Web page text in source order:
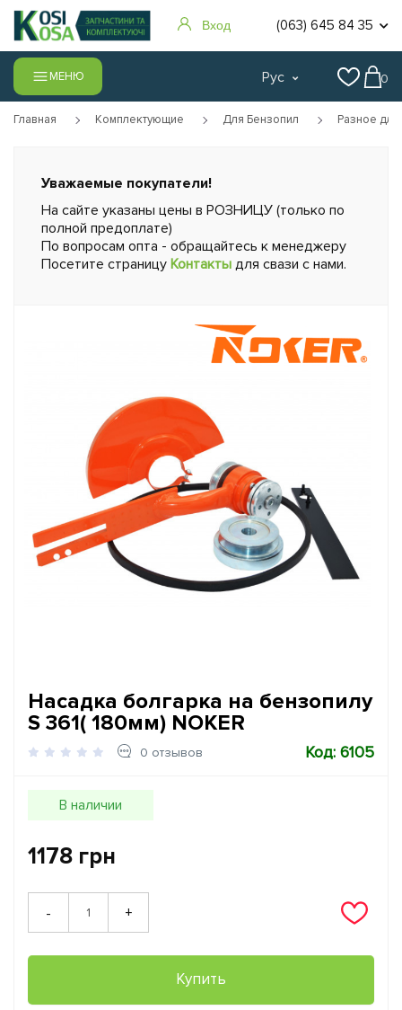
Вход (063) 645 84 35
МЕНЮ Рус 0
Главная Комплектующие Для Бензопил Разное для
Уважаемые покупатели!
На сайте указаны цены в РОЗНИЦУ (только по
полной предоплате)
По вопросам опта - обращайтесь к менеджеру
Посетите страницу Контакты для свази с нами.
Насадка болгарка на бензопилу
S 361( 180мм) NOKER
0 отзывов Код: 6105
В наличии
1178 грн
- +
Купить